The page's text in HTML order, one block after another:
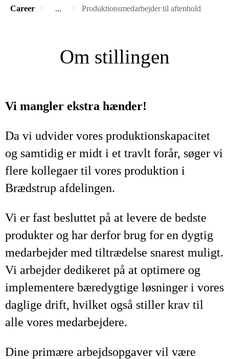
Career ... Produktionsmedarbejder til aftenhold
Om stillingen
Vi mangler ekstra hænder!
Da vi udvider vores produktionskapacitet
og samtidig er midt i et travlt forår, søger vi
flere kollegaer til vores produktion i
Brædstrup afdelingen.
Vi er fast besluttet på at levere de bedste
produkter og har derfor brug for en dygtig
medarbejder med tiltrædelse snarest muligt.
Vi arbejder dedikeret på at optimere og
implementere bæredygtige løsninger i vores
daglige drift, hvilket også stiller krav til
alle vores medarbejdere.
Dine primære arbejdsopgaver vil være